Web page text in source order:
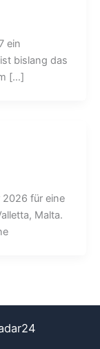
ein
bislang das
[…]
2026 für eine
Malta.